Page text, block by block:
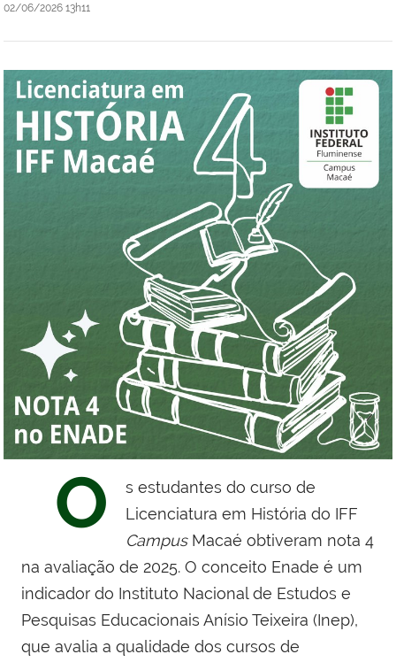
02/06/2026 13h11
O
s estudantes do curso de
Licenciatura em História do IFF
CampusMacaé obtiveram nota 4
na avaliação de 2025. O conceito Enade é um
indicador do Instituto Nacional de Estudos e
Pesquisas Educacionais Anísio Teixeira (Inep),
que avalia a qualidade dos cursos de